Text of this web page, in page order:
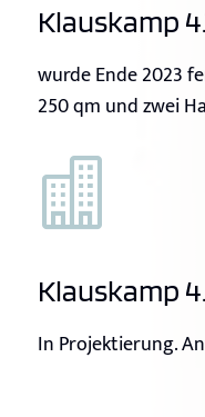
Klauskamp
wurde Ende 2023
250 qm und zwei

Klauskamp
In Projektierung.